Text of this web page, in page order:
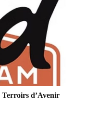
Terroirs d’Avenir